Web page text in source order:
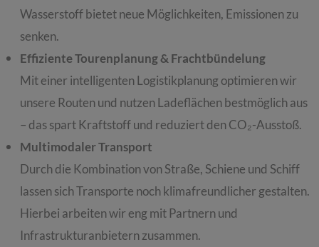
Wasserstoff bietet neue Möglichkeiten, Emissionen zu
senken.
Effiziente Tourenplanung & Frachtbündelung
Mit einer intelligenten Logistikplanung optimieren wir
unsere Routen und nutzen Ladeflächen bestmöglich aus
– das spart Kraftstoff und reduziert den CO₂-Ausstoß.
Multimodaler Transport
Durch die Kombination von Straße, Schiene und Schiff
lassen sich Transporte noch klimafreundlicher gestalten.
Hierbei arbeiten wir eng mit Partnern und
Infrastrukturanbietern zusammen.